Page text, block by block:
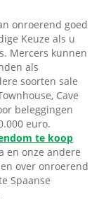
onroerend goed
Keuze als u
Mercers kunnen
als
soorten sale
Cave
beleggingen
euro.
te koop
en onze andere
over onroerend
Spaanse